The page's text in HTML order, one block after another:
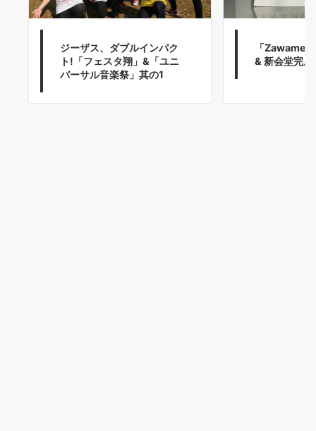
ジーザス、ダブルインパク
ト!「フェスタ翔」&「ユニ
バーサル音楽祭」其の1
「
& 新会堂完